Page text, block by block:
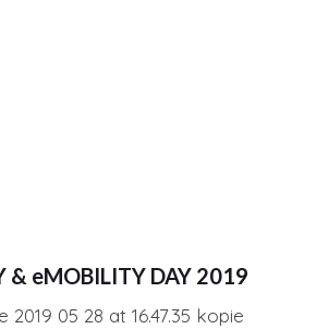
& eMOBILITY DAY 2019